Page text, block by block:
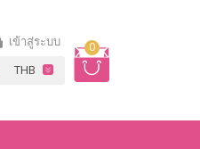
0
เข้าสู่ระบบ